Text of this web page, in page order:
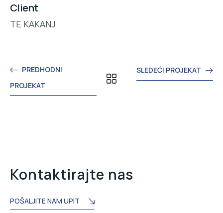
Client
TE KAKANJ
PREDHODNI
PROJEKAT
SLEDEĆI PROJEKAT
Kontaktirajte nas
POŠALJITE NAM UPIT